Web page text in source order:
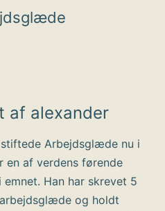
af alexander
Arbejdsglæde nu i
en af verdens førende
Han har skrevet 5
og holdt